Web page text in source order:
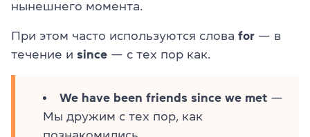
нынешнего момента.
При этом часто используются слова for — в
течение и since — с тех пор как.
We have been friends since we met —
Мы дружим с тех пор, как